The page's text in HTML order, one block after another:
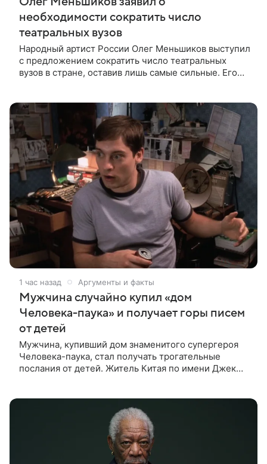
необходимости сократить число
театральных вузов
Народный артист России Олег Меньшиков выступил
с предложением сократить число театральных
вузов в стране, оставив лишь самые сильные. Его
1 час назад Аргументы и факты
Мужчина случайно купил «дом
Человека-паука» и получает горы писем
от детей
Мужчина, купивший дом знаменитого супергероя
Человека-паука, стал получать трогательные
послания от детей. Житель Китая по имени Джек